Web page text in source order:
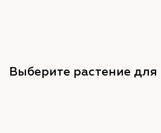
Выберите растение